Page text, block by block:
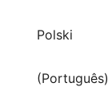
Polski
(Português)